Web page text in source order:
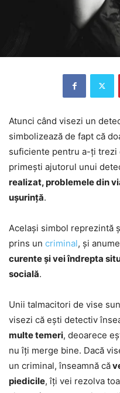
Atunci când visezi un
simbolizează de fapt că
suficiente pentru a-ți trezi
primești ajutorul unui
realizat, problemele din
ușurință.
Același simbol reprezintă
prins un criminal, și
curente și vei îndrepta
socială.
Unii talmacitori de vise
visezi că ești detectiv
multe temeri, deoarece
nu îți merge bine. Dacă
un criminal, înseamnă că
piedicile, îți vei rezolva